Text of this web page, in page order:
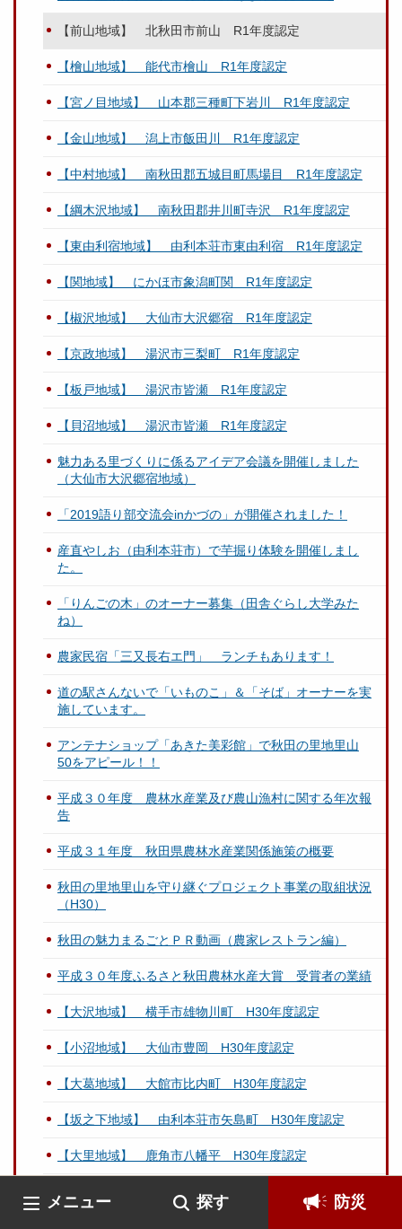
メニュー 探す 防災
【前山地域】 北秋田市前山 R1年度認定
【檜山地域】 能代市檜山 R1年度認定
【宮ノ目地域】 山本郡三種町下岩川 R1年度認定
【金山地域】 潟上市飯田川 R1年度認定
【中村地域】 南秋田郡五城目町馬場目 R1年度認定
【綱木沢地域】 南秋田郡井川町寺沢 R1年度認定
【東由利宿地域】 由利本荘市東由利宿 R1年度認定
【関地域】 にかほ市象潟町関 R1年度認定
【椒沢地域】 大仙市大沢郷宿 R1年度認定
【京政地域】 湯沢市三梨町 R1年度認定
【板戸地域】 湯沢市皆瀬 R1年度認定
【貝沼地域】 湯沢市皆瀬 R1年度認定
魅力ある里づくりに係るアイデア会議を開催しました
（大仙市大沢郷宿地域）
「2019語り部交流会inかづの」が開催されました！
産直やしお（由利本荘市）で芋掘り体験を開催しまし
た。
「りんごの木」のオーナー募集（田舎ぐらし大学みた
ね）
農家民宿「三又長右エ門」 ランチもあります！
道の駅さんないで「いものこ」＆「そば」オーナーを実
施しています。
アンテナショップ「あきた美彩館」で秋田の里地里山
50をアピール！！
平成３０年度 農林水産業及び農山漁村に関する年次報
告
平成３１年度 秋田県農林水産業関係施策の概要
秋田の里地里山を守り継ぐプロジェクト事業の取組状況
（H30）
秋田の魅力まるごとＰＲ動画（農家レストラン編）
平成３０年度ふるさと秋田農林水産大賞 受賞者の業績
【大沢地域】 横手市雄物川町 H30年度認定
【小沼地域】 大仙市豊岡 H30年度認定
【大葛地域】 大館市比内町 H30年度認定
【坂之下地域】 由利本荘市矢島町 H30年度認定
【大里地域】 鹿角市八幡平 H30年度認定
秋田県山村振興基本方針について